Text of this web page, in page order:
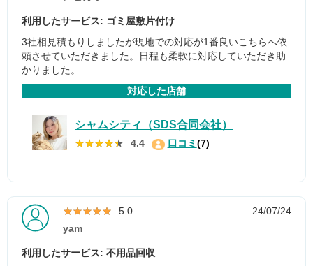
利用したサービス: ゴミ屋敷片付け
3社相見積もりしましたが現地での対応が1番良いこちらへ依
頼させていただきました。日程も柔軟に対応していただき助
かりました。
対応した店舗
シャムシティ（SDS合同会社）
★★★★★
★★★★★ 4.4 口コミ(7)
★★★★★
★★★★★ 5.0
24/07/24
yam
利用したサービス: 不用品回収